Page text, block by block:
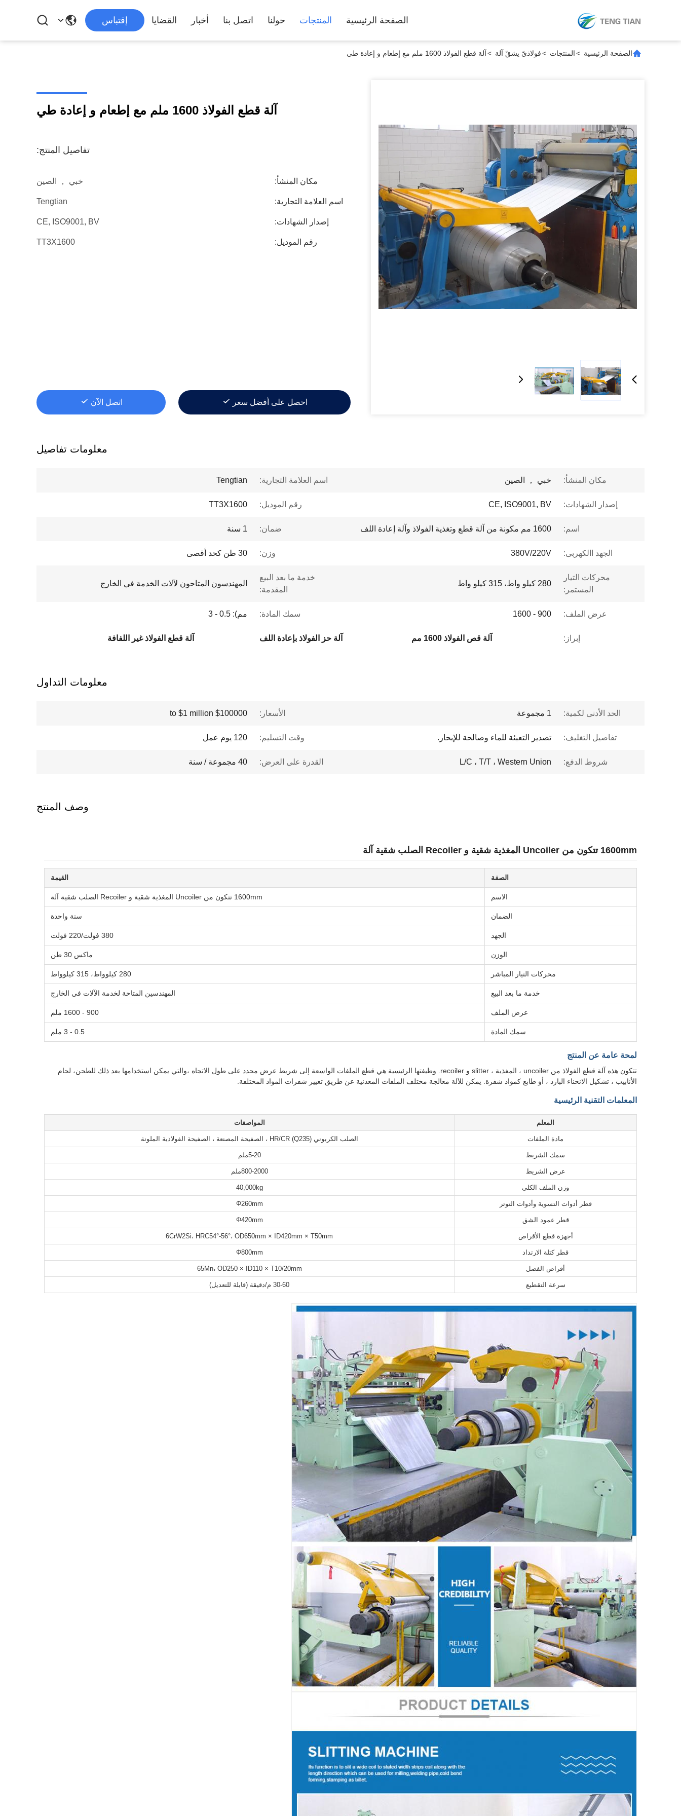
الصفحة الرئيسية المنتجات حولنا اتصل بنا أخبار القضايا إقتباس
الصفحة الرئيسية >المنتجات >فولاذيّ يشقّ آلة >آلة قطع الفولاذ 1600 ملم مع إطعام و إعادة طي
آلة قطع الفولاذ 1600 ملم مع إطعام و إعادة طي
تفاصيل المنتج:
مكان المنشأ: خبي ， الصين
اسم العلامة التجارية: Tengtian
إصدار الشهادات: CE, ISO9001, BV
رقم الموديل: TT3X1600
احصل على أفضل سعر اتصل الآن
معلومات تفاصيل
مكان المنشأ: خبي ， الصين اسم العلامة التجارية: Tengtian
إصدار الشهادات: CE, ISO9001, BV رقم الموديل: TT3X1600
اسم: 1600 مم مكونة من آلة قطع وتغذية الفولاذ وآلة إعادة اللف ضمان: 1 سنة
الجهد االكهربى: 380V/220V وزن: 30 طن كحد أقصى
محركات التيار
المستمر:
280 كيلو واط، 315 كيلو واط
خدمة ما بعد البيع
المقدمة:
المهندسون المتاحون لآلات الخدمة في الخارج
عرض الملف: 900 - 1600 سمك المادة: مم): 0.5 - 3
إبراز: آلة قص الفولاذ 1600 مم آلة حز الفولاذ بإعادة اللف آلة قطع الفولاذ غير اللفافة
معلومات التداول
الحد الأدنى لكمية: 1 مجموعة الأسعار: $100000 to $1 million
تفاصيل التغليف: تصدير التعبئة للماء وصالحة للإبحار. وقت التسليم: 120 يوم عمل
شروط الدفع: L/C ، T/T ، Western Union القدرة على العرض: 40 مجموعة / سنة
وصف المنتج
1600mm تتكون من Uncoiler المغذية شقية و Recoiler الصلب شقية آلة
الصفة القيمة
الاسم 1600mm تتكون من Uncoiler المغذية شقية و Recoiler الصلب شقية آلة
الضمان سنة واحدة
الجهد 380 فولت/220 فولت
الوزن ماكس 30 طن
محركات التيار المباشر 280 كيلوواط، 315 كيلوواط
خدمة ما بعد البيع المهندسين المتاحة لخدمة الآلات في الخارج
عرض الملف 900 - 1600 ملم
سمك المادة 0.5 - 3 ملم
لمحة عامة عن المنتج
تتكون هذه آلة قطع الفولاذ من uncoiler ، المغذية ، slitter و recoiler. وظيفتها الرئيسية هي قطع الملفات الواسعة إلى شريط عرض محدد على طول الاتجاه ،والتي يمكن استخدامها بعد ذلك للطحن، لحام
الأنابيب ، تشكيل الانحناء البارد ، أو طابع كمواد شفرة. يمكن للآلة معالجة مختلف الملفات المعدنية عن طريق تغيير شفرات المواد المختلفة.
المعلمات التقنية الرئيسية
المعلم المواصفات
مادة الملفات الصلب الكربوني HR/CR (Q235) ، الصفيحة المصنعة ، الصفيحة الفولاذية الملونة
سمك الشريط 5-20ملم
عرض الشريط 800-2000ملم
وزن الملف الكلي 40,000kg
قطر أدوات التسوية وأدوات التوتر Φ260mm
قطر عمود الشق Φ420mm
أجهزة قطع الأقراص 6CrW2Si، HRC54°-56°، OD650mm × ID420mm × T50mm
قطر كتلة الارتداد Φ800mm
أقراص الفصل 65Mn، OD250 × ID110 × T10/20mm
سرعة التقطيع 30-60 م/دقيقة (قابلة للتعديل)